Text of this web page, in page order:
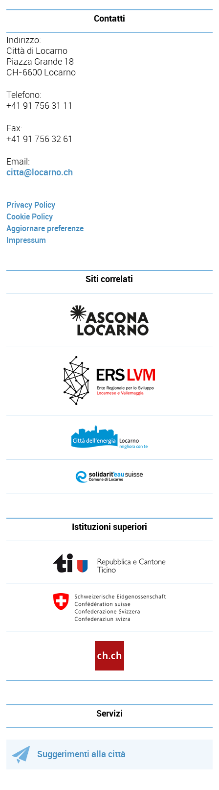
Contatti
Indirizzo:
Città di Locarno
Piazza Grande 18
CH-6600 Locarno
Telefono:
+41 91 756 31 11
Fax:
+41 91 756 32 61
Email:
citta@locarno.ch
Privacy Policy
Cookie Policy
Aggiornare preferenze
Impressum
Siti correlati
Istituzioni superiori
Servizi
Suggerimenti alla città